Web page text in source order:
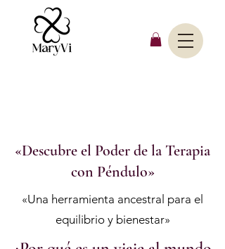
«Descubre el Poder de la Terapia
con Péndulo»
«Una herramienta ancestral para el
equilibrio y bienestar»